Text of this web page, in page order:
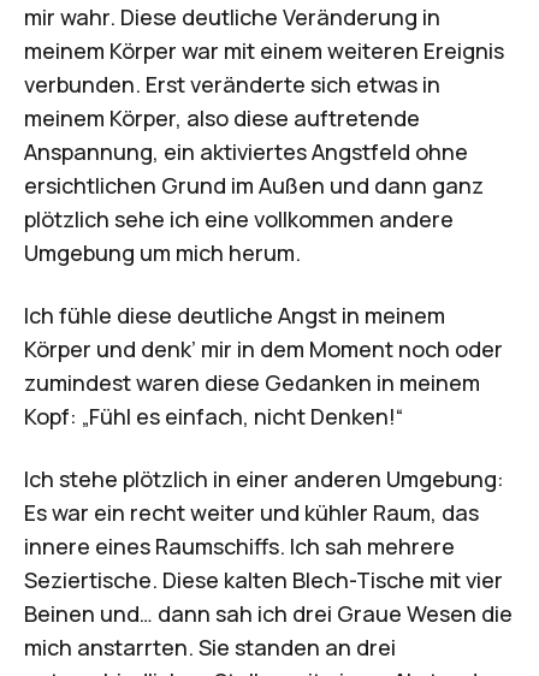
mir wahr. Diese deutliche Veränderung in
meinem Körper war mit einem weiteren Ereignis
verbunden. Erst veränderte sich etwas in
meinem Körper, also diese auftretende
Anspannung, ein aktiviertes Angstfeld ohne
ersichtlichen Grund im Außen und dann ganz
plötzlich sehe ich eine vollkommen andere
Umgebung um mich herum.
Ich fühle diese deutliche Angst in meinem
Körper und denk’ mir in dem Moment noch oder
zumindest waren diese Gedanken in meinem
Kopf: „Fühl es einfach, nicht Denken!“
Ich stehe plötzlich in einer anderen Umgebung:
Es war ein recht weiter und kühler Raum, das
innere eines Raumschiffs. Ich sah mehrere
Seziertische. Diese kalten Blech-Tische mit vier
Beinen und… dann sah ich drei Graue Wesen die
mich anstarrten. Sie standen an drei